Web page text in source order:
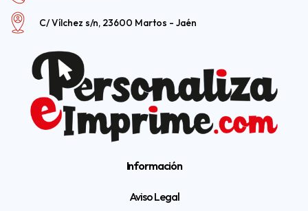
C/ Vílchez s/n, 23600 Martos - Jaén
Información
Aviso Legal